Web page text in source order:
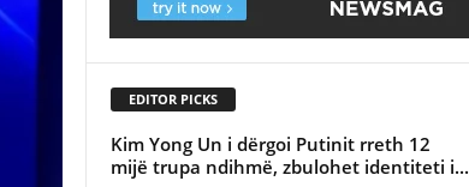
EDITOR PICKS
Kim Yong Un i dërgoi Putinit rreth 12
mijë trupa ndihmë, zbulohet identiteti i...